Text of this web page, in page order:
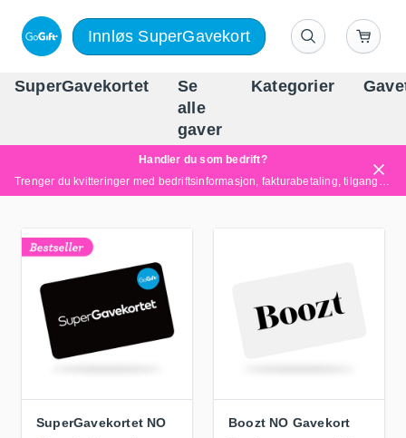
Innløs SuperGavekort
SuperGavekortet
Se
alle
gaver
Kategorier
Handler du som bedrift?
Trenger du kvitteringer med bedriftsinformasjon, fakturabetaling, tilgang for flere brukere eller skreddersydde løsninger?
SuperGavekortet NO
Boozt NO Gavekort